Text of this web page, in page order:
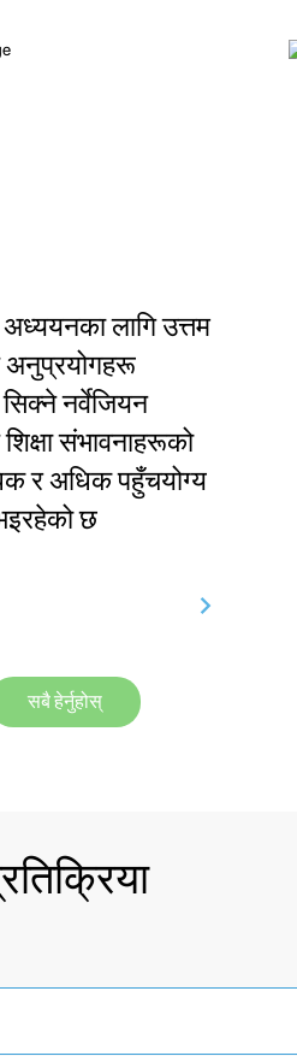
लागि उत्तम
नर्वेजियन
संभावनाहरूको
र अधिक पहुँचयोग्य
छ
सबै हेर्नुहोस्